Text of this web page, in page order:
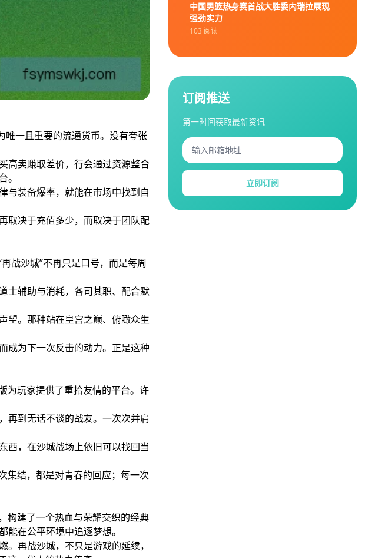
唯一且重要的流通货币。没有夸张
高卖赚取差价，行会通过资源整合
。
与装备爆率，就能在市场中找到自
取决于充值多少，而取决于团队配
战沙城”不再只是口号，而是每周
士辅助与消耗，各司其职、配合默
望。那种站在皇宫之巅、俯瞰众生
成为下一次反击的动力。正是这种
为玩家提供了重拾友情的平台。许
再到无话不谈的战友。一次次并肩
西，在沙城战场上依旧可以找回当
集结，都是对青春的回应；每一次
构建了一个热血与荣耀交织的经典
在公平环境中追逐梦想。
再战沙城，不只是游戏的延续，
中国男篮热身赛首战大胜委内瑞拉展现
强劲实力
103 阅读
订阅推送
第一时间获取最新资讯
立即订阅